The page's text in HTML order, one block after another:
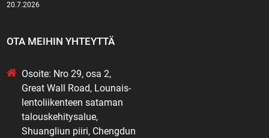
20.7.2026
OTA MEIHIN YHTEYTTÄ
Osoite: Nro 29, osa 2,
Great Wall Road, Lounais-
lentoliikenteen sataman
talouskehitysalue,
Shuangliun piiri, Chengdun